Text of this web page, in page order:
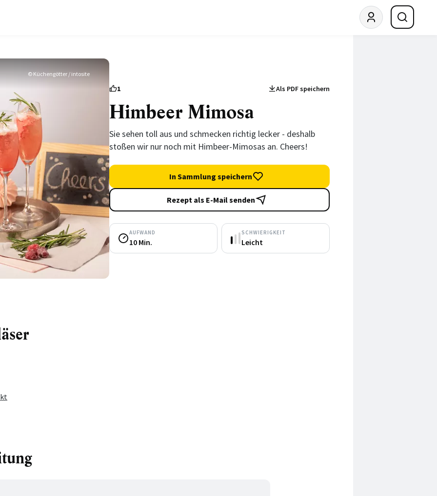
© Küchengötter / intosite
1 Als PDF speichern
Himbeer Mimosa
Sie sehen toll aus und schmecken richtig lecker - deshalb
stoßen wir nur noch mit Himbeer-Mimosas an. Cheers!
In Sammlung speichern
Rezept als E-Mail senden
AUFWAND
10 Min.
SCHWIERIGKEIT
Leicht